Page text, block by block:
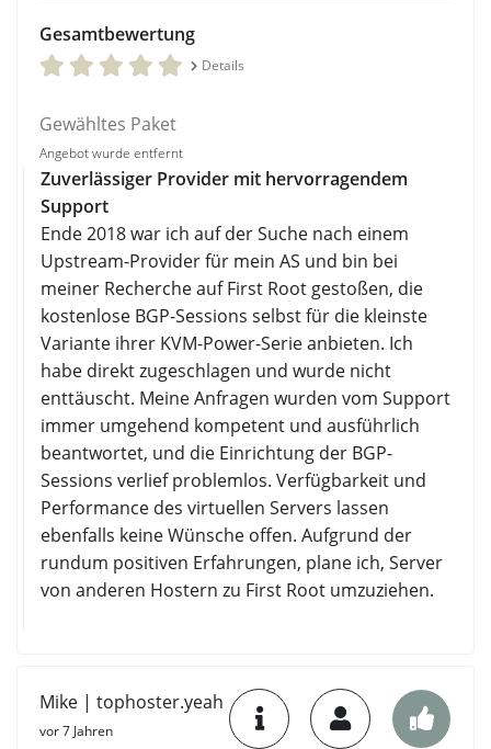
Gesamtbewertung
Details
Gewähltes Paket
Angebot wurde entfernt
Zuverlässiger Provider mit hervorragendem
Support
Ende 2018 war ich auf der Suche nach einem
Upstream-Provider für mein AS und bin bei
meiner Recherche auf First Root gestoßen, die
kostenlose BGP-Sessions selbst für die kleinste
Variante ihrer KVM-Power-Serie anbieten. Ich
habe direkt zugeschlagen und wurde nicht
enttäuscht. Meine Anfragen wurden vom Support
immer umgehend kompetent und ausführlich
beantwortet, und die Einrichtung der BGP-
Sessions verlief problemlos. Verfügbarkeit und
Performance des virtuellen Servers lassen
ebenfalls keine Wünsche offen. Aufgrund der
rundum positiven Erfahrungen, plane ich, Server
von anderen Hostern zu First Root umzuziehen.
Mike | tophoster.yeah
vor 7 Jahren